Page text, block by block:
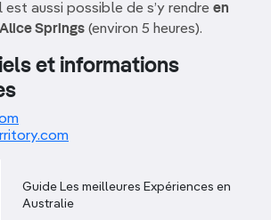
aussi possible de s’y rendre en
Springs (environ 5 heures).
et informations
Guide Les meilleures Expériences en
Australie